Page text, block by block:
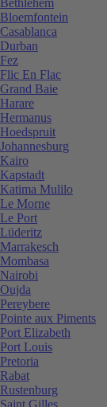
Bloemfontein
Casablanca
Durban
Fez
Flic En Flac
Grand Baie
Harare
Hermanus
Hoedspruit
Johannesburg
Kairo
Kapstadt
Katima Mulilo
Le Morne
Le Port
Lüderitz
Marrakesch
Mombasa
Nairobi
Oujda
Pereybere
Pointe aux Piments
Port Elizabeth
Port Louis
Pretoria
Rabat
Rustenburg
Saint Gilles